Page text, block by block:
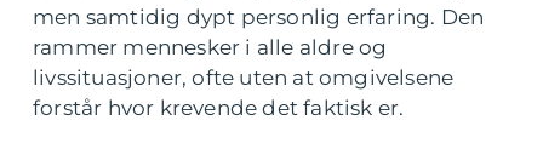
men samtidig dypt personlig erfaring. Den
rammer mennesker i alle aldre og
livssituasjoner, ofte uten at omgivelsene
forstår hvor krevende det faktisk er.